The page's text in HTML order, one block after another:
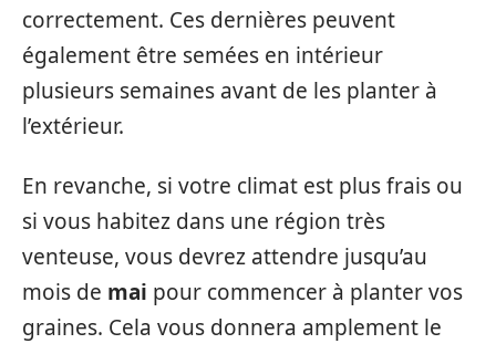
correctement. Ces dernières peuvent
également être semées en intérieur
plusieurs semaines avant de les planter à
l’extérieur.
En revanche, si votre climat est plus frais ou
si vous habitez dans une région très
venteuse, vous devrez attendre jusqu’au
mois de mai pour commencer à planter vos
graines. Cela vous donnera amplement le